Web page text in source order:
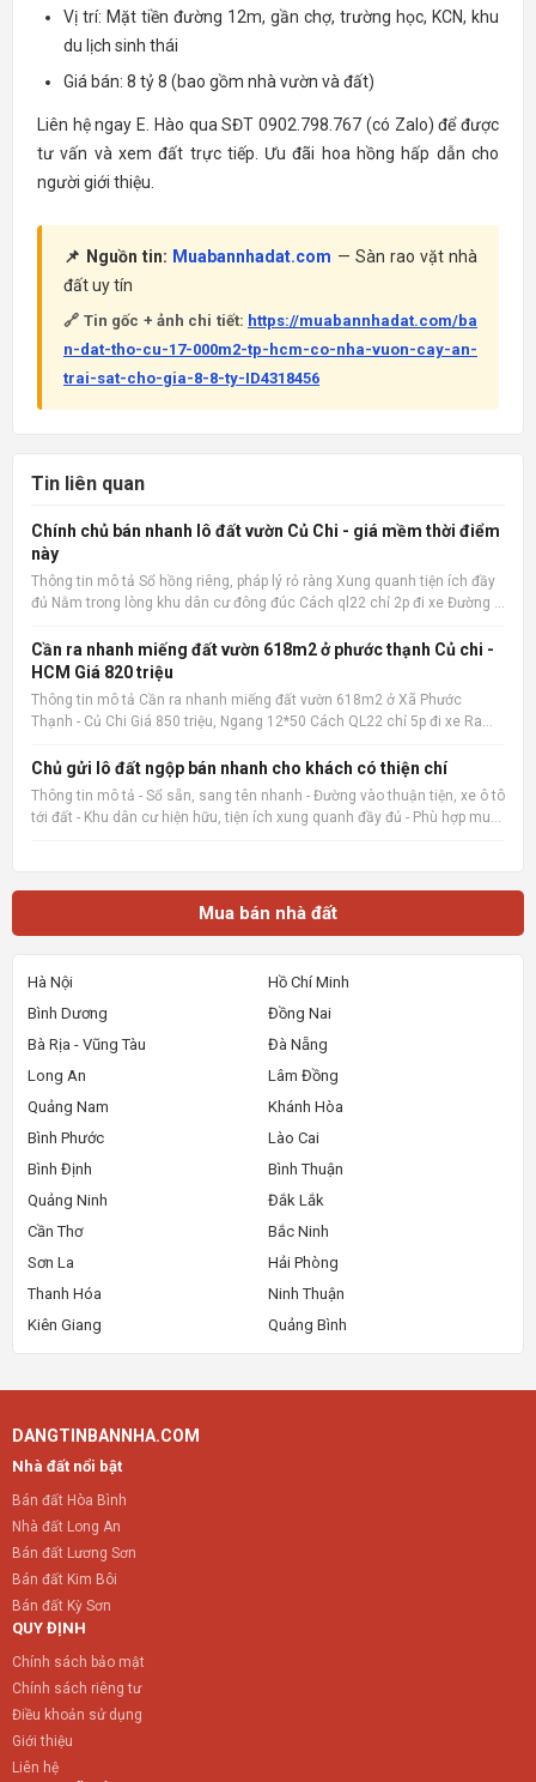
Vị trí: Mặt tiền đường 12m, gần chợ, trường học, KCN, khu
du lịch sinh thái
Giá bán: 8 tỷ 8 (bao gồm nhà vườn và đất)
Liên hệ ngay E. Hào qua SĐT 0902.798.767 (có Zalo) để được
tư vấn và xem đất trực tiếp. Ưu đãi hoa hồng hấp dẫn cho
người giới thiệu.
📌 Nguồn tin: Muabannhadat.com — Sàn rao vặt nhà
đất uy tín
🔗 Tin gốc + ảnh chi tiết: https://muabannhadat.com/ba
n-dat-tho-cu-17-000m2-tp-hcm-co-nha-vuon-cay-an-
trai-sat-cho-gia-8-8-ty-ID4318456
Tin liên quan
Chính chủ bán nhanh lô đất vườn Củ Chi - giá mềm thời điểm
này
Thông tin mô tả Sổ hồng riêng, pháp lý rỏ ràng Xung quanh tiện ích đầy
đủ Nằm trong lòng khu dân cư đông đúc Cách ql22 chỉ 2p đi xe Đường ô
Muabannhadat.com &mdash; Sàn rao vặt nhà đất uy tín 🔗
Cần ra nhanh miếng đất vườn 618m2 ở phước thạnh Củ chi -
HCM Giá 820 triệu
Thông tin mô tả Cần ra nhanh miếng đất vườn 618m2 ở Xã Phước
Thạnh - Củ Chi Giá 850 triệu, Ngang 12*50 Cách QL22 chỉ 5p đi xe Ra
600m 📌 Nguồn tin: Muabannhadat.com &mdash; Sàn rao vặt
Chủ gửi lô đất ngộp bán nhanh cho khách có thiện chí
Thông tin mô tả - Sổ sẵn, sang tên nhanh - Đường vào thuận tiện, xe ô tô
tới đất - Khu dân cư hiện hữu, tiện ích xung quanh đầy đủ - Phù hợp mua
Mua bán nhà đất
Hà Nội
Hồ Chí Minh
Bình Dương
Đồng Nai
Bà Rịa - Vũng Tàu
Đà Nẵng
Long An
Lâm Đồng
Quảng Nam
Khánh Hòa
Bình Phước
Lào Cai
Bình Định
Bình Thuận
Quảng Ninh
Đắk Lắk
Cần Thơ
Bắc Ninh
Sơn La
Hải Phòng
Thanh Hóa
Ninh Thuận
Kiên Giang
Quảng Bình
DANGTINBANNHA.COM
Nhà đất nổi bật
Bán đất Hòa Bình
Nhà đất Long An
Bán đất Lương Sơn
Bán đất Kim Bôi
Bán đất Kỳ Sơn
QUY ĐỊNH
Chính sách bảo mật
Chính sách riêng tư
Điều khoản sử dụng
Giới thiệu
Liên hệ